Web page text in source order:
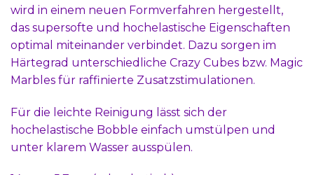
wird in einem neuen Formverfahren hergestellt,
das supersofte und hochelastische Eigenschaften
optimal miteinander verbindet. Dazu sorgen im
Härtegrad unterschiedliche Crazy Cubes bzw. Magic
Marbles für raffinierte Zusatzstimulationen.
Für die leichte Reinigung lässt sich der
hochelastische Bobble einfach umstülpen und
unter klarem Wasser ausspülen.